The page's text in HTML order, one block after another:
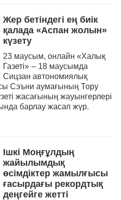
Жер бетіндегі ең биік
қалада «Аспан жолын»
күзету
23 маусым, онлайн «Халық
Газеті» -- 18 маусымда
Сицзан автономиялық
Сэъни аумағының Тору
жасағының жауынгерлері
барлау жасап жүр.
Ішкі Моңғұлдың
жайылымдық
өсімдіктер жамылғысы
ғасырдағы рекордтық
деңгейге жетті